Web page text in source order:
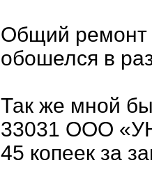
Общий
обошелся в
Так же мной
33031 ООО
45 копеек за